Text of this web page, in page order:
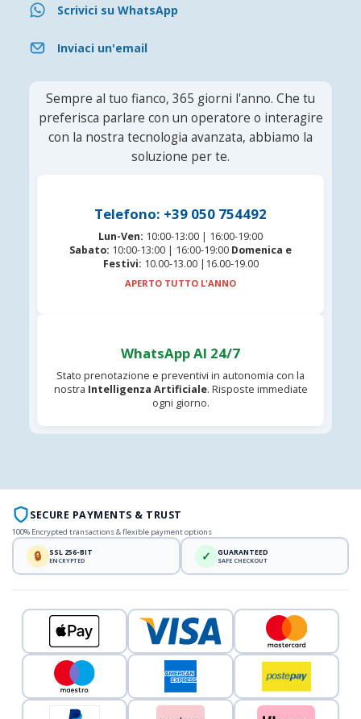
Scrivici su WhatsApp
Inviaci un'email
Sempre al tuo fianco, 365 giorni l'anno. Che tu
preferisca parlare con un operatore o interagire
con la nostra tecnologia avanzata, abbiamo la
soluzione per te.
Telefono: +39 050 754492
Lun-Ven: 10:00-13:00 | 16:00-19:00
Sabato: 10:00-13:00 | 16:00-19:00 Domenica e
Festivi: 10.00-13.00 |16.00-19.00
APERTO TUTTO L'ANNO
WhatsApp AI 24/7
Stato prenotazione e preventivi in autonomia con la
nostra Intelligenza Artificiale. Risposte immediate
ogni giorno.
SECURE PAYMENTS & TRUST
100% Encrypted transactions & flexible payment options
🔒 SSL 256-BIT
ENCRYPTED ✓ GUARANTEED
SAFE CHECKOUT